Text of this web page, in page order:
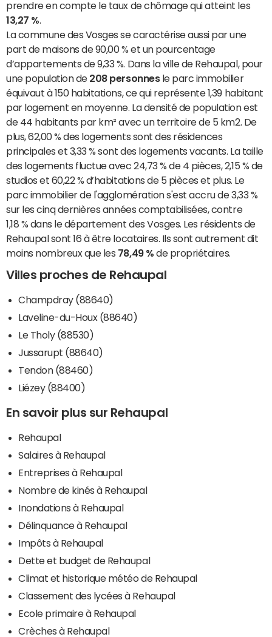
prendre en compte le taux de chômage qui atteint les
13,27 %
La commune des Vosges se caractérise aussi par une
part de maisons de 90,00 % et un pourcentage
d’appartements de 9,33 %. Dans la ville de Rehaupal, pour
une population de 208 personnesle parc immobilier
équivaut à 150 habitations, ce qui représente 1,39 habitant
par logement en moyenne. La densité de population est
de 44 habitants par km² avec un territoire de 5 km2. De
plus, 62,00 % des logements sont des résidences
principales et 3,33 % sont des logements vacants. La taille
des logements fluctue avec 24,73 % de 4 pièces, 2,15 % de
studios et 60,22 % d’habitations de 5 pièces et plus. Le
parc immobilier de l'agglomération s'est accru de 3,33 %
sur les cinq dernières années comptabilisées, contre
1,18 % dans le département des Vosges. Les résidents de
Rehaupal sont 16 à être locataires. Ils sont autrement dit
moins nombreux que les 78,49 % de propriétaires.
Villes proches de Rehaupal
Champdray (88640)
Laveline-du-Houx (88640)
Le Tholy (88530)
Jussarupt (88640)
Tendon (88460)
Liézey (88400)
En savoir plus sur Rehaupal
Rehaupal
Salaires à Rehaupal
Entreprises à Rehaupal
Nombre de kinés à Rehaupal
Inondations à Rehaupal
Délinquance à Rehaupal
Impôts à Rehaupal
Dette et budget de Rehaupal
Climat et historique météo de Rehaupal
Classement des lycées à Rehaupal
Ecole primaire à Rehaupal
Crèches à Rehaupal